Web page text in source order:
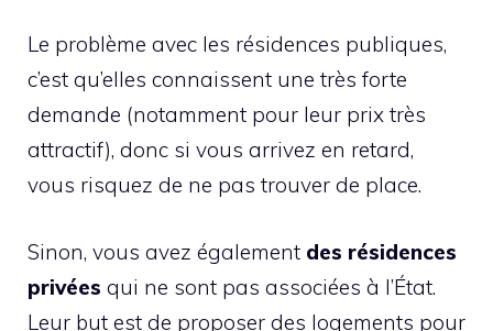
Le problème avec les résidences publiques,
c’est qu’elles connaissent une très forte
demande (notamment pour leur prix très
attractif), donc si vous arrivez en retard,
vous risquez de ne pas trouver de place.
Sinon, vous avez également des résidences
privées qui ne sont pas associées à l’État.
Leur but est de proposer des logements pour